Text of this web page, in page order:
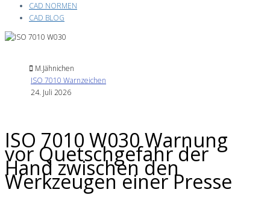
CAD NORMEN
CAD BLOG
M.Jähnichen
ISO 7010 Warnzeichen
24. Juli 2026
ISO 7010 W030 Warnung
vor Quetschgefahr der
Hand zwischen den
Werkzeugen einer Presse